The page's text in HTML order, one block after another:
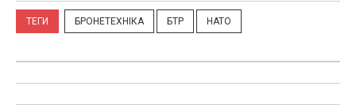
ТЕГИ БРОНЕТЕХНІКА БТР НАТО